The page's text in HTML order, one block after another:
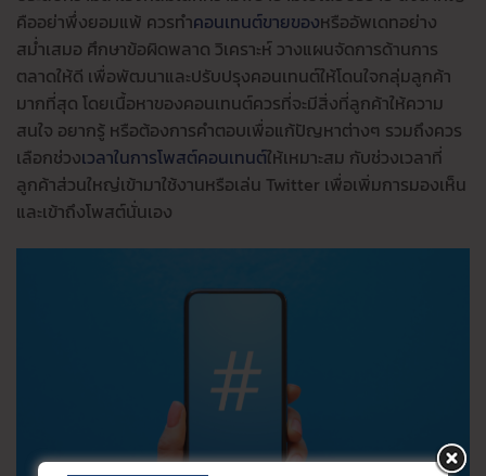
คืออย่าพึ่งยอมแพ้ ควรทำคอนเทนต์ขายของหรืออัพเดทอย่าง
สม่ำเสมอ ศึกษาข้อผิดพลาด วิเคราะห์ วางแผนจัดการด้านการ
ตลาดให้ดี เพื่อพัฒนาและปรับปรุงคอนเทนต์ให้โดนใจกลุ่มลูกค้า
มากที่สุด โดยเนื้อหาของคอนเทนต์ควรที่จะมีสิ่งที่ลูกค้าให้ความ
สนใจ อยากรู้ หรือต้องการคำตอบเพื่อแก้ปัญหาต่างๆ รวมถึงควร
เลือกช่วงเวลาในการโพสต์คอนเทนต์ให้เหมาะสม กับช่วงเวลาที่
ลูกค้าส่วนใหญ่เข้ามาใช้งานหรือเล่น Twitter เพื่อเพิ่มการมองเห็น
และเข้าถึงโพสต์นั่นเอง